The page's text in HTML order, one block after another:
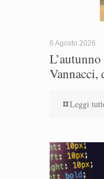
6 Agosto 2026
Vannacci,
Leggi